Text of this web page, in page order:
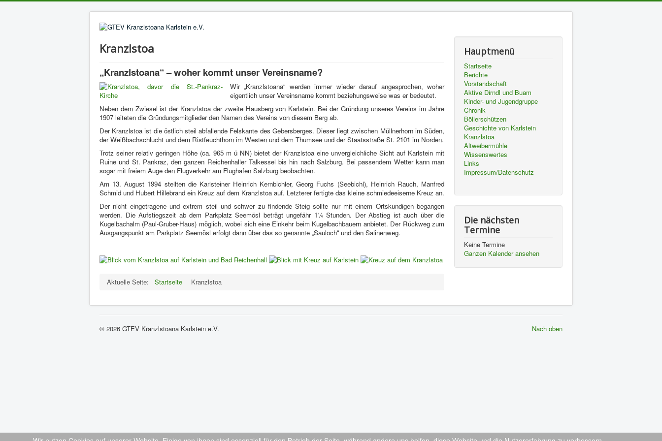
Kranzlstoa
„Kranzlstoana“ – woher kommt unser Vereinsname?
Wir „Kranzlstoana“ werden immer wieder darauf angesprochen, woher
eigentlich unser Vereinsname kommt beziehungsweise was er bedeutet.
Neben dem Zwiesel ist der Kranzlstoa der zweite Hausberg von Karlstein. Bei der Gründung unseres Vereins im Jahre
1907 leiteten die Gründungsmitglieder den Namen des Vereins von diesem Berg ab.
Der Kranzlstoa ist die östlich steil abfallende Felskante des Gebersberges. Dieser liegt zwischen Müllnerhorn im Süden,
der Weißbachschlucht und dem Ristfeuchthorn im Westen und dem Thumsee und der Staatsstraße St. 2101 im Norden.
Trotz seiner relativ geringen Höhe (ca. 965 m ü NN) bietet der Kranzlstoa eine unvergleichliche Sicht auf Karlstein mit
Ruine und St. Pankraz, den ganzen Reichenhaller Talkessel bis hin nach Salzburg. Bei passendem Wetter kann man
sogar mit freiem Auge den Flugverkehr am Flughafen Salzburg beobachten.
Am 13. August 1994 stellten die Karlsteiner Heinrich Kernbichler, Georg Fuchs (Seebichl), Heinrich Rauch, Manfred
Schmid und Hubert Hillebrand ein Kreuz auf dem Kranzlstoa auf. Letzterer fertigte das kleine schmiedeeiserne Kreuz an.
Der nicht eingetragene und extrem steil und schwer zu findende Steig sollte nur mit einem Ortskundigen begangen
werden. Die Aufstiegszeit ab dem Parkplatz Seemösl beträgt ungefähr 1¼ Stunden. Der Abstieg ist auch über die
Kugelbachalm (Paul-Gruber-Haus) möglich, wobei sich eine Einkehr beim Kugelbachbauern anbietet. Der Rückweg zum
Ausgangspunkt am Parkplatz Seemösl erfolgt dann über das so genannte „Sauloch“ und den Salinenweg.
Aktuelle Seite: Startseite Kranzlstoa
Hauptmenü
Startseite
Berichte
Vorstandschaft
Aktive Dirndl und Buam
Kinder- und Jugendgruppe
Chronik
Böllerschützen
Geschichte von Karlstein
Kranzlstoa
Altweibermühle
Wissenswertes
Links
Impressum/Datenschutz
Die nächsten
Termine
Keine Termine
Ganzen Kalender ansehen
Nach oben
© 2026 GTEV Kranzlstoana Karlstein e.V.